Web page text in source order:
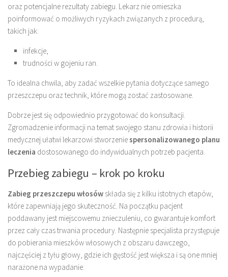
oraz potencjalne rezultaty zabiegu. Lekarz nie omieszka
poinformować o możliwych ryzykach związanych z procedurą,
takich jak:
infekcje,
trudności w gojeniu ran.
To idealna chwila, aby zadać wszelkie pytania dotyczące samego
przeszczepu oraz technik, które mogą zostać zastosowane.
Dobrze jest się odpowiednio przygotować do konsultacji.
Zgromadzenie informacji na temat swojego stanu zdrowia i historii
medycznej ułatwi lekarzowi stworzeniespersonalizowanego planu
leczenia dostosowanego do indywidualnych potrzeb pacjenta.
Przebieg zabiegu – krok po kroku
Zabieg przeszczepu włosów składa się z kilku istotnych etapów,
które zapewniają jego skuteczność. Na początku pacjent
poddawany jest miejscowemu znieczuleniu, co gwarantuje komfort
przez cały czas trwania procedury. Następnie specjalista przystępuje
do pobierania mieszków włosowych z obszaru dawczego,
najczęściej z tyłu głowy, gdzie ich gęstość jest większa i są one mniej
narażone na wypadanie.